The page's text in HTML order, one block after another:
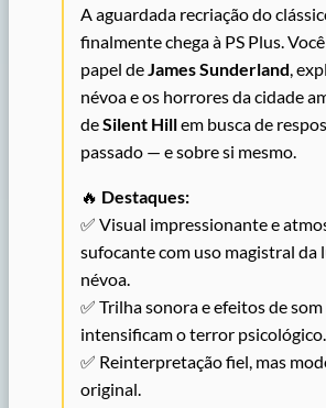
A aguardada recriação do
finalmente chega à PS Plus.
papel de James Sunderland ,
névoa e os horrores da cidade
deSilent Hillem busca de
passado — e sobre si mesmo.
🔥 Destaques:
✅ Visual impressionante e
sufocante com uso magistral da
névoa.
✅ Trilha sonora e efeitos de
intensificam o terror psicológico.
✅ Reinterpretação fiel, mas
original.